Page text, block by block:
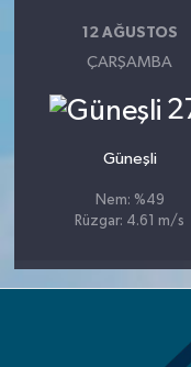
12 AĞUSTOS
ÇARŞAMBA
Güneşli
Nem: %49
Rüzgar: 4.61 m/s